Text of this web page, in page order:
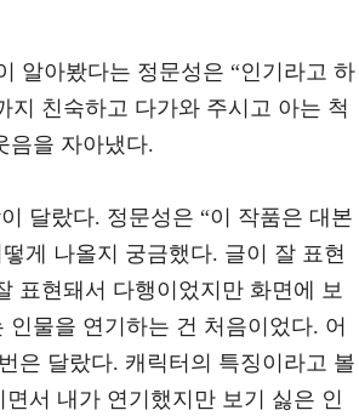
알아봤다는 정문성은 “인기라고 하
지 친숙하고 다가와 주시고 아는 척
음을 자아냈다.
달랐다. 정문성은 “이 작품은 대본
게 나올지 궁금했다. 글이 잘 표현
표현돼서 다행이었지만 화면에 보
물을 연기하는 건 처음이었다. 어
은 달랐다. 캐릭터의 특징이라고 볼
서 내가 연기했지만 보기 싫은 인